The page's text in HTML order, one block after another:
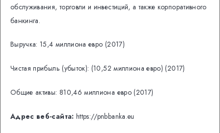
обслуживания, торговли и инвестиций, а также корпоративного
банкинга.
Выручка: 15,4 миллиона евро (2017)
Чистая прибыль (убыток): (10,52 миллиона евро) (2017)
Общие активы: 810,46 миллиона евро (2017)
Адрес веб-сайта: https://pnbbanka.eu